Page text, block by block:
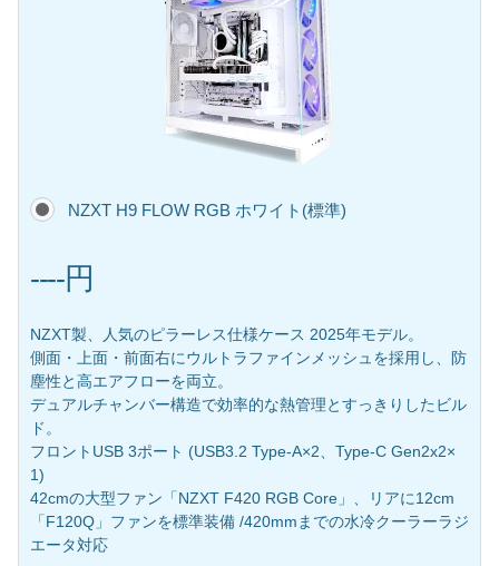
NZXT H9 FLOW RGB ホワイト(標準)
----円
NZXT製、人気のピラーレス仕様ケース 2025年モデル。
側面・上面・前面右にウルトラファインメッシュを採用し、防
塵性と高エアフローを両立。
デュアルチャンバー構造で効率的な熱管理とすっきりしたビル
ド。
フロントUSB 3ポート (USB3.2 Type-A×2、Type-C Gen2x2×
1)
42cmの大型ファン「NZXT F420 RGB Core」、リアに12cm
「F120Q」ファンを標準装備 /420mmまでの水冷クーラーラジ
エータ対応